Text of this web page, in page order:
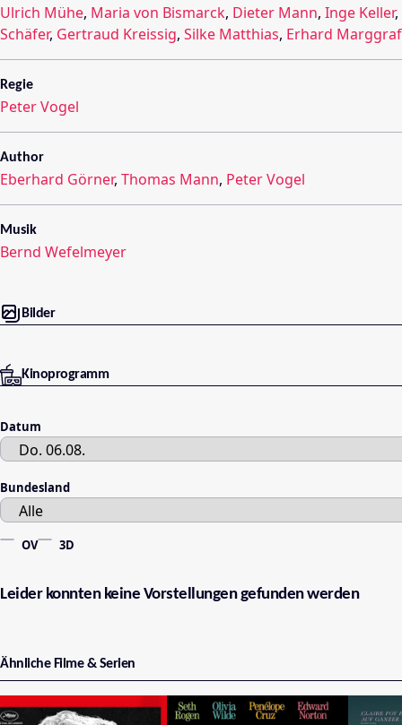
Ulrich Mühe, Maria von Bismarck, Dieter Mann, Inge Keller,
Schäfer, Gertraud Kreissig, Silke Matthias, Erhard Marggraf
Regie
Peter Vogel
Author
Eberhard Görner, Thomas Mann, Peter Vogel
Musik
Bernd Wefelmeyer
Bilder
Kinoprogramm
Datum
Bundesland
OV 3D
Leider konnten keine Vorstellungen gefunden werden
Ähnliche Filme & Serien